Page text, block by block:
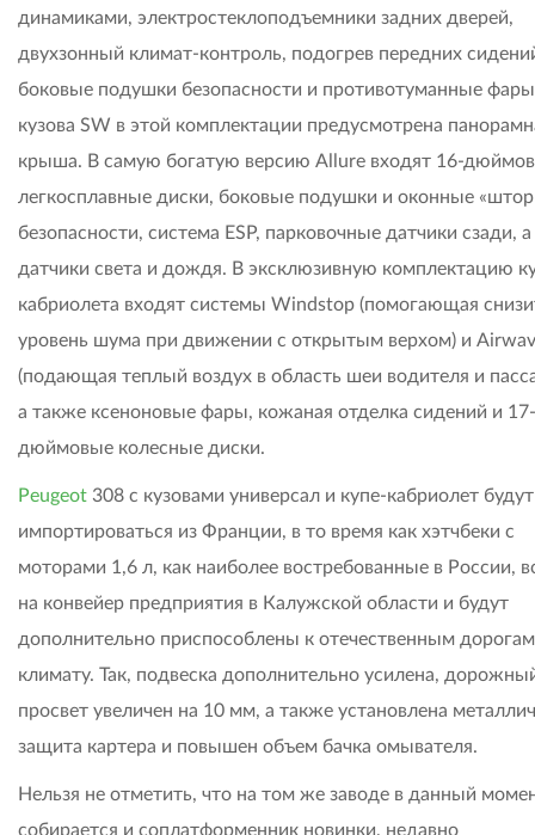
динамиками, электростеклоподъемники задних дверей,
двухзонный климат-контроль, подогрев передних
боковые подушки безопасности и противотуманные
кузова SW в этой комплектации предусмотрена
крыша. В самую богатую версию Allure входят 16-
легкосплавные диски, боковые подушки и оконные
безопасности, система ESP, парковочные датчики сзади,
датчики света и дождя. В эксклюзивную комплектацию
кабриолета входят системы Windstop (помогающая
уровень шума при движении с открытым верхом) и
(подающая теплый воздух в область шеи водителя и
а также ксеноновые фары, кожаная отделка сидений и 17-
дюймовые колесные диски.
Peugeot 308 с кузовами универсал и купе-кабриолет будут
импортироваться из Франции, в то время как хэтчбеки с
моторами 1,6 л, как наиболее востребованные в России,
на конвейер предприятия в Калужской области и будут
дополнительно приспособлены к отечественным
климату. Так, подвеска дополнительно усилена,
просвет увеличен на 10 мм, а также установлена
защита картера и повышен объем бачка омывателя.
Нельзя не отметить, что на том же заводе в данный
собирается и соплатформенник новинки, недавно